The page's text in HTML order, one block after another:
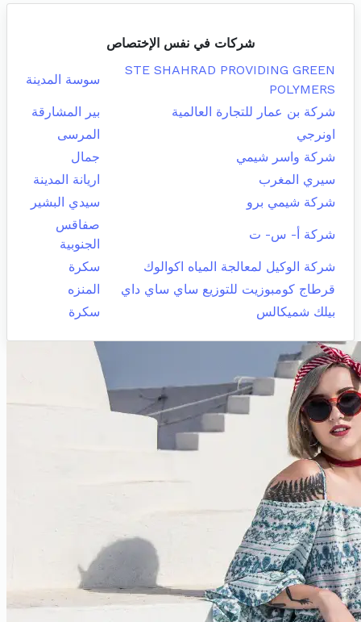
شركات في نفس الإختصاص
STE SHAHRAD PROVIDING GREEN
POLYMERS
سوسة المدينة
شركة بن عمار للتجارة العالمية
بير المشارقة
اونرجي
المرسى
شركة واسر شيمي
جمال
سيري المغرب
اريانة المدينة
شركة شيمي برو
سيدي البشير
شركة أ- س- ت
صفاقس
الجنوبية
شركة الوكيل لمعالجة المياه اكوالوك
سكرة
قرطاج كومبوزيت للتوزيع ساي ساي داي
المنزه
بيلك شميكالس
سكرة